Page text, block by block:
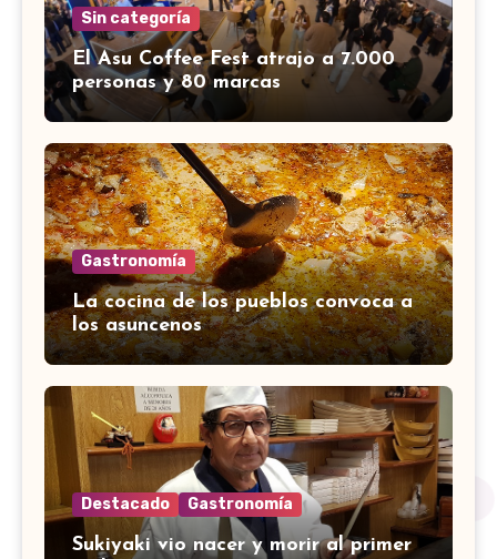
Sin categoría
El Asu Coffee Fest atrajo a 7.000
personas y 80 marcas
Gastronomía
La cocina de los pueblos convoca a
los asuncenos
Destacado Gastronomía
Sukiyaki vio nacer y morir al primer